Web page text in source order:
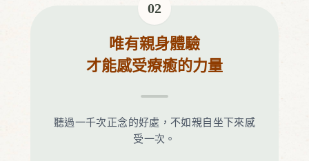
02
唯有親身體驗
才能感受療癒的力量
聽過一千次正念的好處，不如親自坐下來感
受一次。